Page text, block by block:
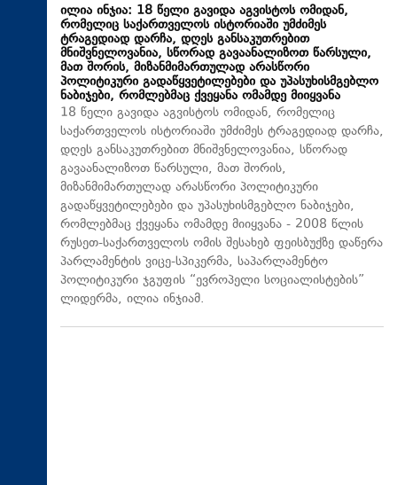
ილია ინჯია: 18 წელი გავიდა აგვისტოს ომიდან,
რომელიც საქართველოს ისტორიაში უმძიმეს
ტრაგედიად დარჩა, დღეს განსაკუთრებით
მნიშვნელოვანია, სწორად გავაანალიზოთ წარსული,
მათ შორის, მიზანმიმართულად არასწორი
პოლიტიკური გადაწყვეტილებები და უპასუხისმგებლო
ნაბიჯები, რომლებმაც ქვეყანა ომამდე მიიყვანა
18 წელი გავიდა აგვისტოს ომიდან, რომელიც
საქართველოს ისტორიაში უმძიმეს ტრაგედიად დარჩა,
დღეს განსაკუთრებით მნიშვნელოვანია, სწორად
გავაანალიზოთ წარსული, მათ შორის,
მიზანმიმართულად არასწორი პოლიტიკური
გადაწყვეტილებები და უპასუხისმგებლო ნაბიჯები,
რომლებმაც ქვეყანა ომამდე მიიყვანა - 2008 წლის
რუსეთ-საქართველოს ომის შესახებ ფეისბუქზე დაწერა
პარლამენტის ვიცე-სპიკერმა, საპარლამენტო
პოლიტიკური ჯგუფის “ევროპელი სოციალისტების”
ლიდერმა, ილია ინჯიამ.